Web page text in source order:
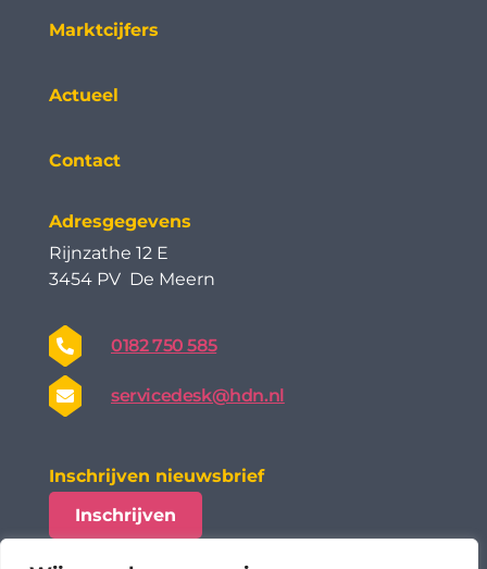
Marktcijfers
Actueel
Contact
Adresgegevens
Rijnzathe 12 E
3454 PV De Meern
0182 750 585
servicedesk@hdn.nl
Inschrijven nieuwsbrief
Inschrijven